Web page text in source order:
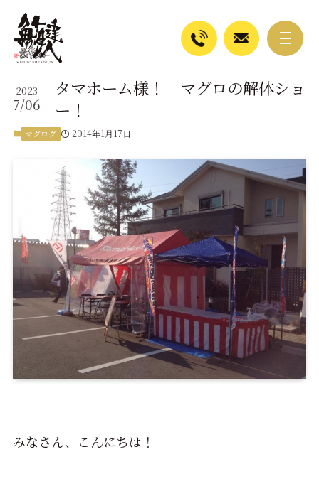
タマホーム様！ マグロの解体ショ
ー！
2023
7/06
マグログ 2014年1月17日
みなさん、こんにちは！